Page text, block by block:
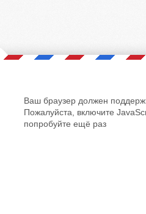
Ваш браузер должен
Пожалуйста, включите
попробуйте ещё раз